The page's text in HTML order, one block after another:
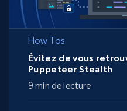
How Tos
Évitez de vous
Puppeteer Stealth
9 min de lecture